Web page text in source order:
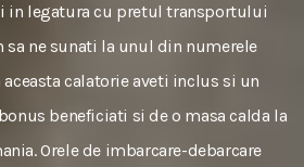
in legatura cu pretul transportului
sa ne sunati la unul din numerele
calatorie aveti inclus si un
beneficiati si de o masa calda la
Orele de imbarcare-debarcare